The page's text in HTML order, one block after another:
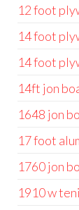
12 foot
14 foot
14 foot
14ft jon
1648 jon
17 foot
1760 jon
1910 w